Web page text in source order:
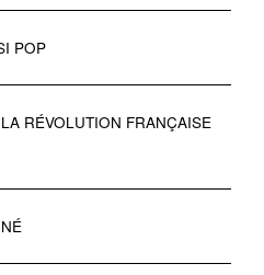
POP
RÉVOLUTION FRANÇAISE